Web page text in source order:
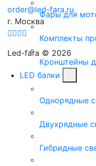
Фары для
Комплекты
Кронштейны
LED балки
Однорядные
Двухрядные
Гибридные
order@led-fara.ru
г. Москва
Led-fara © 2026